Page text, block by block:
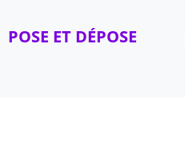
POSE ET DÉPOSE